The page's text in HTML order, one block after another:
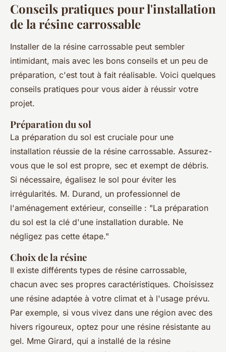
Conseils pratiques pour l'installation
de la résine carrossable
Installer de la résine carrossable peut sembler
intimidant, mais avec les bons conseils et un peu de
préparation, c'est tout à fait réalisable. Voici quelques
conseils pratiques pour vous aider à réussir votre
projet.
Préparation du sol
La préparation du sol est cruciale pour une
installation réussie de la résine carrossable. Assurez-
vous que le sol est propre, sec et exempt de débris.
Si nécessaire, égalisez le sol pour éviter les
irrégularités. M. Durand, un professionnel de
l'aménagement extérieur, conseille : "La préparation
du sol est la clé d'une installation durable. Ne
négligez pas cette étape."
Choix de la résine
Il existe différents types de résine carrossable,
chacun avec ses propres caractéristiques. Choisissez
une résine adaptée à votre climat et à l'usage prévu.
Par exemple, si vous vivez dans une région avec des
hivers rigoureux, optez pour une résine résistante au
gel. Mme Girard, qui a installé de la résine